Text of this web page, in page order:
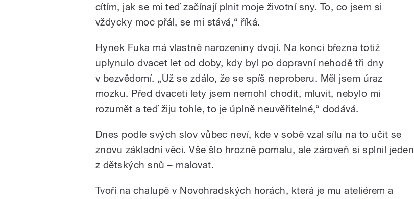
cítím, jak se mi teď začínají plnit moje životní sny. To, co jsem si
vždycky moc přál, se mi stává,“ říká.
Hynek Fuka má vlastně narozeniny dvojí. Na konci března totiž
uplynulo dvacet let od doby, kdy byl po dopravní nehodě tři dny
v bezvědomí. „Už se zdálo, že se spíš neproberu. Měl jsem úraz
mozku. Před dvaceti lety jsem nemohl chodit, mluvit, nebylo mi
rozumět a teď žiju tohle, to je úplně neuvěřitelné,“ dodává.
Dnes podle svých slov vůbec neví, kde v sobě vzal sílu na to učit se
znovu základní věci. Vše šlo hrozně pomalu, ale zároveň si splnil jeden
z dětských snů – malovat.
Tvoří na chalupě v Novohradských horách, která je mu ateliérem a